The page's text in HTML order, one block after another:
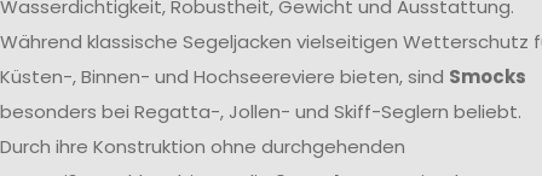
Wasserdichtigkeit, Robustheit, Gewicht und Ausstattung.
Während klassische Segeljacken vielseitigen Wetterschutz
Küsten-, Binnen- und Hochseereviere bieten, sind Smocks
besonders bei Regatta-, Jollen- und Skiff-Seglern beliebt.
Durch ihre Konstruktion ohne durchgehenden